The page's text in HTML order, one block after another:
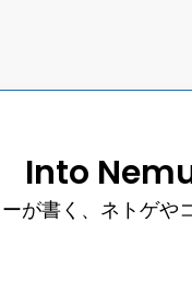
Into
が書く、ネトゲや